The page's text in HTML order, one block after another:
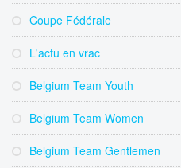
Coupe Fédérale
L'actu en vrac
Belgium Team Youth
Belgium Team Women
Belgium Team Gentlemen